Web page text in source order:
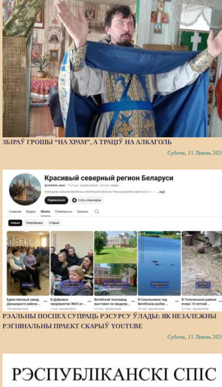
ЗБІРАЎ ГРОШЫ “НА ХРАМ”, А ТРАЦІЎ НА АЛКАГОЛЬ
Субота, 11 Ліпень
РЭАЛЬНЫ ПОСПЕХ СУПРАЦЬ РЭСУРСУ ЎЛАДЫ: ЯК НЕЗАЛЕЖНЫ
РЭГІЯНАЛЬНЫ ПРАЕКТ СКАРЫЎ YOUTUBE
Субота, 11 Ліпень